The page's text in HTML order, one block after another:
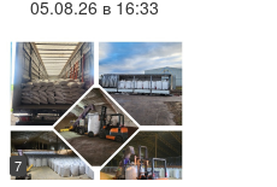
05.08.26 в 16:33
7